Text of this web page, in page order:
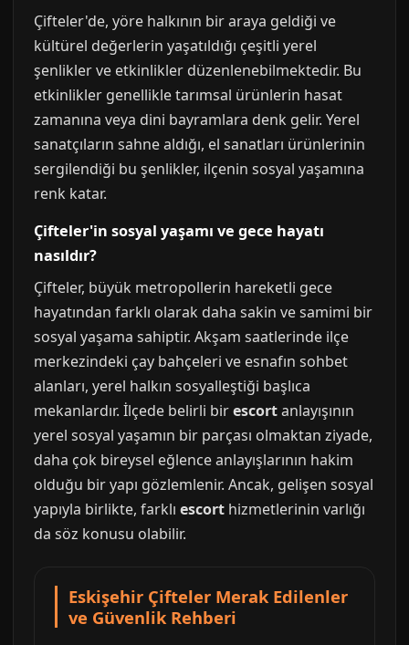
Çifteler'de, yöre halkının bir araya geldiği ve
kültürel değerlerin yaşatıldığı çeşitli yerel
şenlikler ve etkinlikler düzenlenebilmektedir. Bu
etkinlikler genellikle tarımsal ürünlerin hasat
zamanına veya dini bayramlara denk gelir. Yerel
sanatçıların sahne aldığı, el sanatları ürünlerinin
sergilendiği bu şenlikler, ilçenin sosyal yaşamına
renk katar.
Çifteler'in sosyal yaşamı ve gece hayatı
nasıldır?
Çifteler, büyük metropollerin hareketli gece
hayatından farklı olarak daha sakin ve samimi bir
sosyal yaşama sahiptir. Akşam saatlerinde ilçe
merkezindeki çay bahçeleri ve esnafın sohbet
alanları, yerel halkın sosyalleştiği başlıca
mekanlardır. İlçede belirli birescortanlayışının
yerel sosyal yaşamın bir parçası olmaktan ziyade,
daha çok bireysel eğlence anlayışlarının hakim
olduğu bir yapı gözlemlenir. Ancak, gelişen sosyal
yapıyla birlikte, farklı escort hizmetlerinin varlığı
da söz konusu olabilir.
Eskişehir Çifteler Merak Edilenler
ve Güvenlik Rehberi